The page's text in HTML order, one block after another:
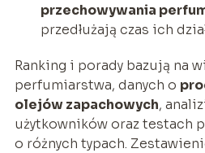
przechowywania
przedłużają czas ich
Ranking i porady bazują na
perfumiarstwa, danych o
olejów zapachowych,
użytkowników oraz testach
o różnych typach.